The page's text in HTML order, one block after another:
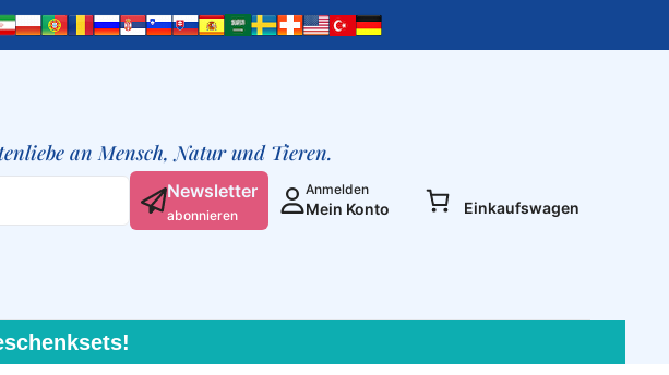
an Mensch, Natur und Tieren.
Newsletter
abonnieren
Anmelden
Mein Konto Einkaufswagen